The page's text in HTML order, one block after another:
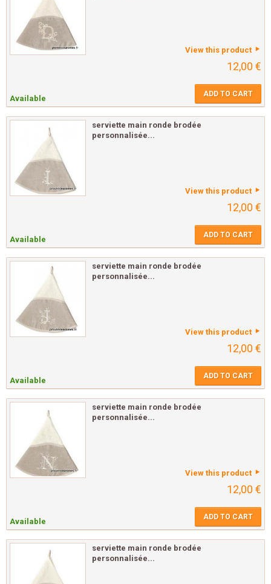
View this product
12,00 €
Available ADD TO CART
serviette main ronde brodée
personnalisée...
View this product
12,00 €
Available ADD TO CART
serviette main ronde brodée
personnalisée...
View this product
12,00 €
Available ADD TO CART
serviette main ronde brodée
personnalisée...
View this product
12,00 €
Available ADD TO CART
serviette main ronde brodée
personnalisée...